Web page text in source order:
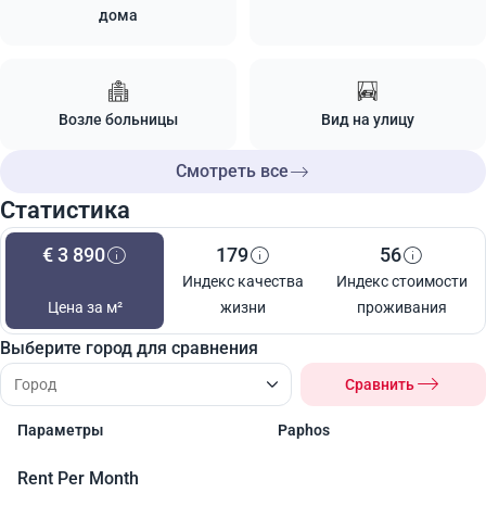
дома
Возле больницы Вид на улицу
Смотреть все
Статистика
€ 3 890
Цена за м²
179
Индекс качества
жизни
56
Индекс стоимости
проживания
Выберите город для сравнения
Сравнить
Параметры Paphos
Rent Per Month